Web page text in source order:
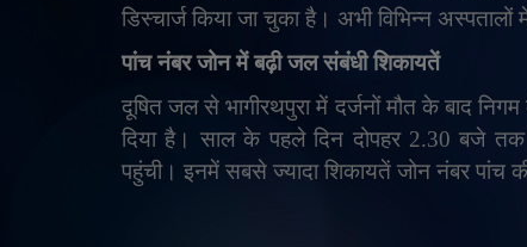
डिस्चार्ज किया जा चुका है। अभी विभिन्न अस्पतालों
पांच नंबर जोन में बढ़ी जल संबंधी शिकायतें
दूषित जल से भागीरथपुरा में दर्जनों मौत के बाद
दिया है। साल के पहले दिन दोपहर 2.30 बजे
पहुंची। इनमें सबसे ज्यादा शिकायतें जोन नंबर पांच